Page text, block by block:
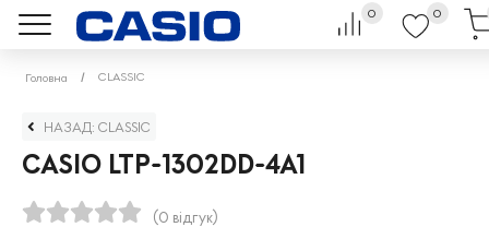
0 0
Головна CLASSIC
НАЗАД: CLASSIC
CASIO LTP-1302DD-4A1
(0 відгук)